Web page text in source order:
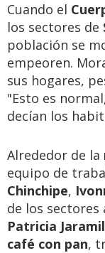
Cuando el
los sectores de
población se
empeoren.
sus hogares,
"Esto es
decían los
Alrededor de la
equipo de
Chinchipe,
de los sectores
Patricia
café con pan,